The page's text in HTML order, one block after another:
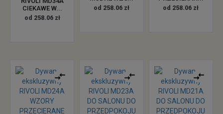
CIEKAWE W...
od 258.06 zł
od 258.06 zł od 258.06 zł